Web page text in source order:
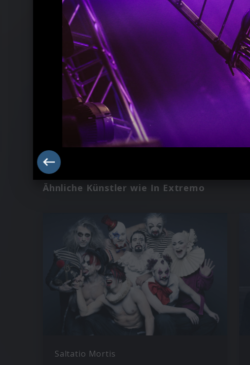
Ähnliche Künstler wie In Extremo
Saltatio Mortis